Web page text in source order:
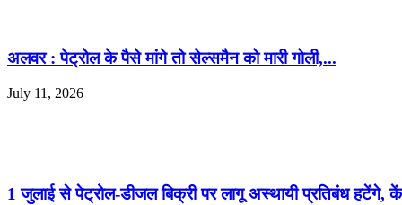
अलवर : पेट्रोल के पैसे मांगे तो सेल्समैन को मारी गोली,...
July 11, 2026
1 जुलाई से पेट्रोल-डीजल बिक्री पर लागू अस्थायी प्रतिबंध हटेंगे,